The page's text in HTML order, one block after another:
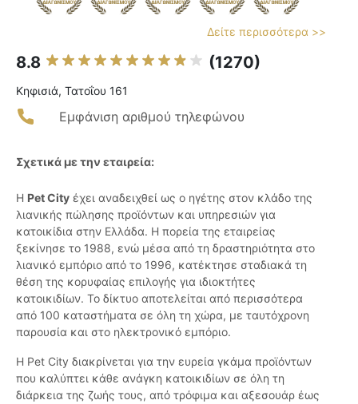
Δείτε περισσότερα >>
8.8 (1270)
Κηφισιά, Τατοΐου 161
Εμφάνιση αριθμού τηλεφώνου
Σχετικά με την εταιρεία:
Η Pet City έχει αναδειχθεί ως ο ηγέτης στον κλάδο της
λιανικής πώλησης προϊόντων και υπηρεσιών για
κατοικίδια στην Ελλάδα. Η πορεία της εταιρείας
ξεκίνησε το 1988, ενώ μέσα από τη δραστηριότητα στο
λιανικό εμπόριο από το 1996, κατέκτησε σταδιακά τη
θέση της κορυφαίας επιλογής για ιδιοκτήτες
κατοικιδίων. Το δίκτυο αποτελείται από περισσότερα
από 100 καταστήματα σε όλη τη χώρα, με ταυτόχρονη
παρουσία και στο ηλεκτρονικό εμπόριο.
Η Pet City διακρίνεται για την ευρεία γκάμα προϊόντων
που καλύπτει κάθε ανάγκη κατοικιδίων σε όλη τη
διάρκεια της ζωής τους, από τρόφιμα και αξεσουάρ έως